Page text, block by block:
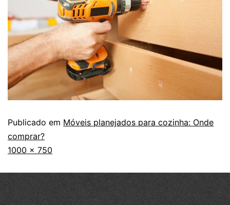
Publicado em Móveis planejados para cozinha: Onde
comprar?
1000 × 750